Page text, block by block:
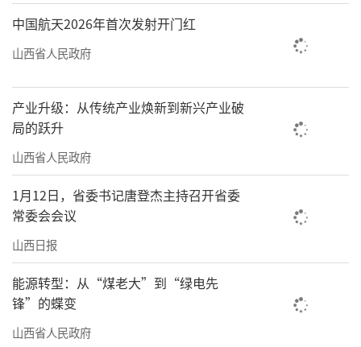
中国航天2026年首次发射开门红
山西省人民政府
产业升级：从传统产业焕新到新兴产业破
局的跃升
山西省人民政府
1月12日，省委书记唐登杰主持召开省委
常委会会议
山西日报
能源转型：从“煤老大”到“绿电先
锋”的蝶变
山西省人民政府